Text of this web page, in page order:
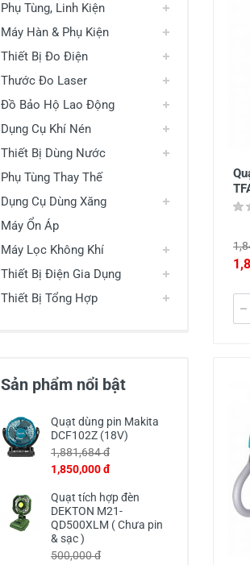
Phụ Tùng, Linh Kiện
Máy Hàn & Phụ Kiện
Thiết Bị Đo Điện
Thước Đo Laser
Đồ Bảo Hộ Lao Động
Dụng Cụ Khí Nén
Thiết Bị Dùng Nước
Phụ Tùng Thay Thế
Dụng Cụ Dùng Xăng
Máy Ổn Áp
Máy Lọc Không Khí
Thiết Bị Điện Gia Dụng
Thiết Bị Tổng Hợp
Sản phẩm nổi bật
Quạt dùng pin Makita
DCF102Z (18V)
1,881,684 đ
1,850,000 đ
Quạt tích hợp đèn
DEKTON M21-
QD500XLM ( Chưa pin
& sạc )
500,000 đ